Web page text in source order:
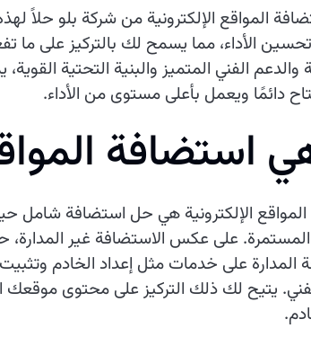
المواقع الإلكترونية من شركة بلو حلاً
الأداء، مما يسمح لك بالتركيز على
والدعم الفني المتميز والبنية التحتية
دائمًا ويعمل بأعلى مستوى من الأداء.
ي استضافة الموا
الإلكترونية هي حل استضافة شامل
المستمرة. على عكس الاستضافة غير
المدارة على خدمات مثل إعداد الخادم
يتيح لك ذلك التركيز على محتوى موقعك